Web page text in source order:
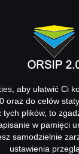
aby ułatwić Ci
oraz do celów
tych plików, to
w pamięci
samodzielnie
ustawienia